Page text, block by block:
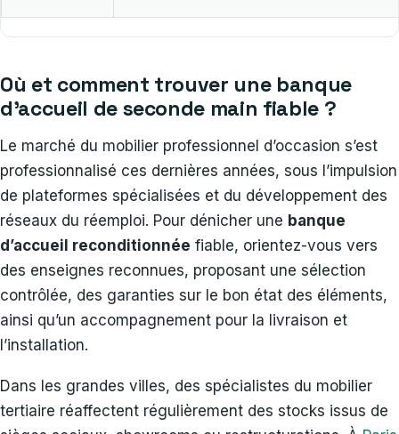
Où et comment trouver une banque
d’accueil de seconde main fiable ?
Le marché du mobilier professionnel d’occasion s’est
professionnalisé ces dernières années, sous l’impulsion
de plateformes spécialisées et du développement des
réseaux du réemploi. Pour dénicher une banque
d’accueil reconditionnée fiable, orientez-vous vers
des enseignes reconnues, proposant une sélection
contrôlée, des garanties sur le bon état des éléments,
ainsi qu’un accompagnement pour la livraison et
l’installation.
Dans les grandes villes, des spécialistes du mobilier
tertiaire réaffectent régulièrement des stocks issus de